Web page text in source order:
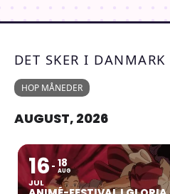
DET SKER I DANMARK
HOP MÅNEDER
AUGUST, 2026
16
JUL
18
AUG